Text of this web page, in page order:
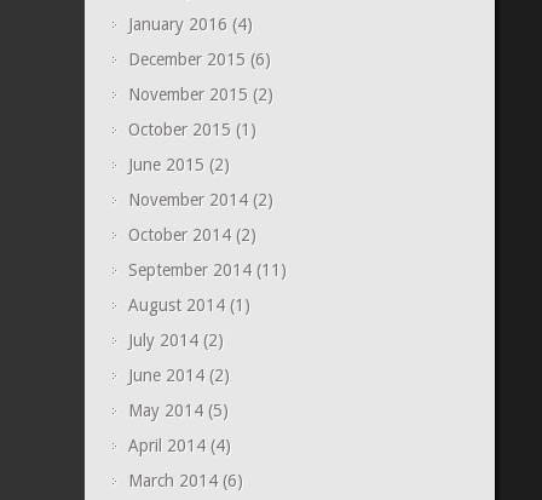
January 2016(4)
December 2015(6)
November 2015(2)
October 2015(1)
June 2015(2)
November 2014(2)
October 2014(2)
September 2014(11)
August 2014(1)
July 2014(2)
June 2014(2)
May 2014(5)
April 2014(4)
March 2014(6)